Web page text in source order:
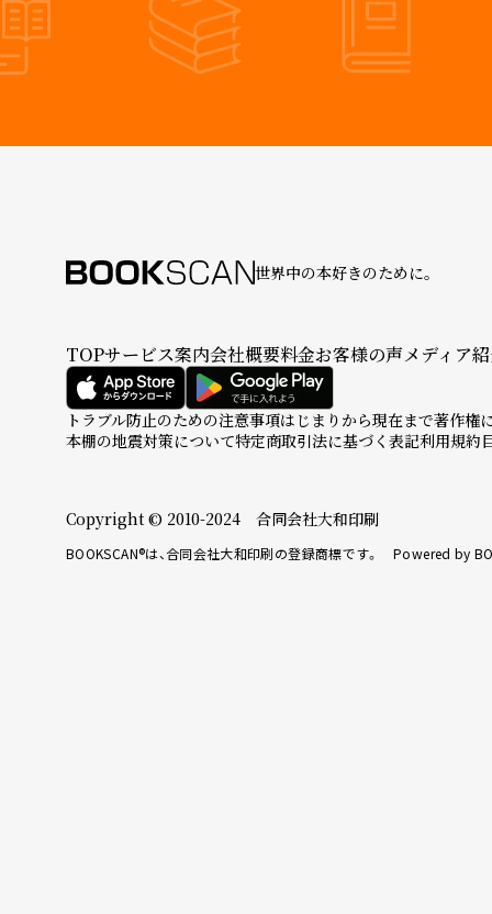
世界中の本好きのために。
TOPサービス案内会社概要料金お客様の声メディア
トラブル防止のための注意事項はじまりから現在まで著作権
本棚の地震対策について特定商取引法に基づく表記利用規約
Copyright © 2010-2024 合同会社大和印刷
BOOKSCAN®は、合同会社大和印刷の登録商標です。 Powered by